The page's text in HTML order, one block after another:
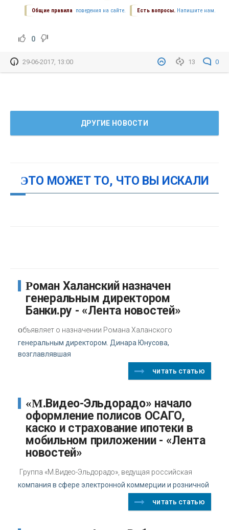
Есть вопросы. Напишите нам.
Общие правила поведения на сайте.
0
13 0
29-06-2017, 13:00
ДРУГИЕ НОВОСТИ
ЭТО МОЖЕТ ТО, ЧТО ВЫ ИСКАЛИ
Роман Халанский назначен
генеральным директором
Банки.ру - «Лента новостей»
объявляет о назначении Романа Халанского
генеральным директором. Динара Юнусова,
возглавлявшая
читать статью
«М.Видео-Эльдорадо» начало
оформление полисов ОСАГО,
каско и страхование ипотеки в
мобильном приложении - «Лента
новостей»
Группа «М.Видео-Эльдорадо», ведущая российская
компания в сфере электронной коммерции и розничной
читать статью